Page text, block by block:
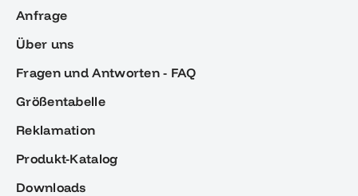
Anfrage
Über uns
Fragen und Antworten - FAQ
Größentabelle
Reklamation
Produkt-Katalog
Downloads